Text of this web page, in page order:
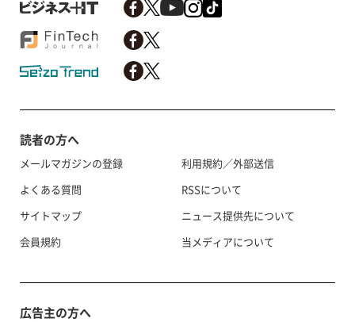
読者の方へ
メールマガジンの登録
よくある質問
サイトマップ
会員規約
利用規約／外部送信
RSSについて
ニュース提供先について
当メディアについて
広告主の方へ